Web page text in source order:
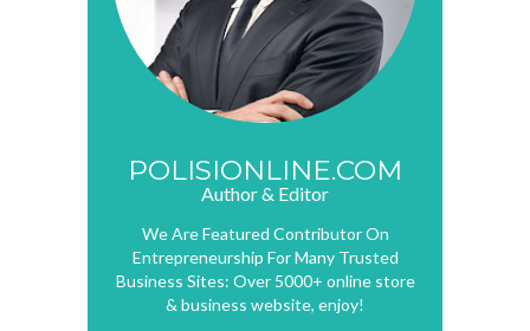
POLISIONLINE.COM
Author & Editor
We Are Featured Contributor On
Entrepreneurship For Many Trusted
Business Sites: Over 5000+ online store
& business website, enjoy!